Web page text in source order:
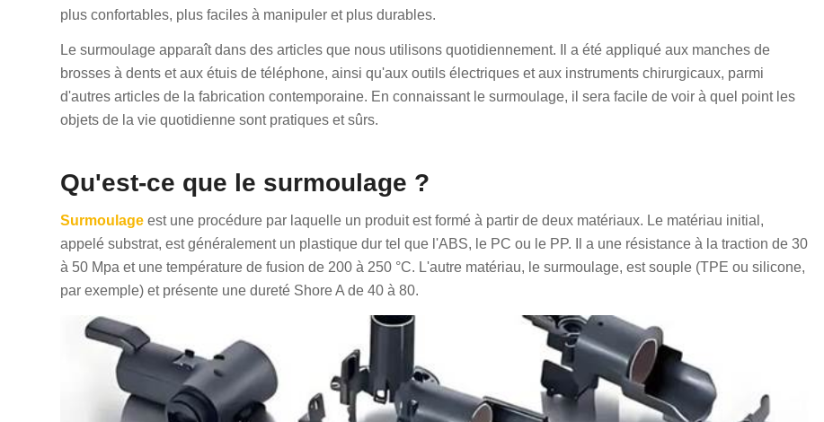
plus confortables, plus faciles à manipuler et plus durables.
Le surmoulage apparaît dans des articles que nous utilisons quotidiennement. Il a été appliqué aux manches de
brosses à dents et aux étuis de téléphone, ainsi qu'aux outils électriques et aux instruments chirurgicaux, parmi
d'autres articles de la fabrication contemporaine. En connaissant le surmoulage, il sera facile de voir à quel point les
objets de la vie quotidienne sont pratiques et sûrs.
Qu'est-ce que le surmoulage ?
Surmoulage est une procédure par laquelle un produit est formé à partir de deux matériaux. Le matériau initial,
appelé substrat, est généralement un plastique dur tel que l'ABS, le PC ou le PP. Il a une résistance à la traction de 30
à 50 Mpa et une température de fusion de 200 à 250 °C. L'autre matériau, le surmoulage, est souple (TPE ou silicone,
par exemple) et présente une dureté Shore A de 40 à 80.